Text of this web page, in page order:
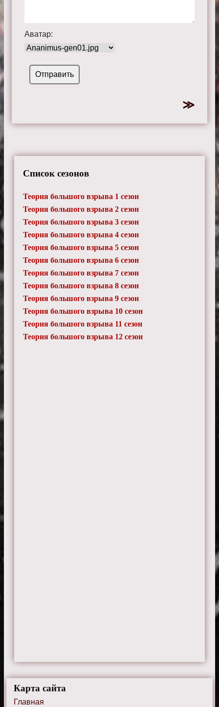
Аватар:
Список сезонов
Теория большого взрыва 1 сезон
Теория большого взрыва 2 сезон
Теория большого взрыва 3 сезон
Теория большого взрыва 4 сезон
Теория большого взрыва 5 сезон
Теория большого взрыва 6 сезон
Теория большого взрыва 7 сезон
Теория большого взрыва 8 сезон
Теория большого взрыва 9 сезон
Теория большого взрыва 10 сезон
Теория большого взрыва 11 сезон
Теория большого взрыва 12 сезон
Карта сайта
Главная